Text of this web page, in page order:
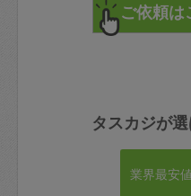
タスカジが
業界最安